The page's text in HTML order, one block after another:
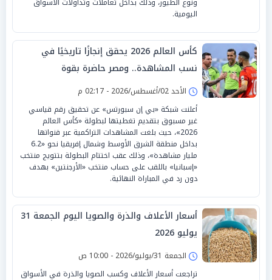
اليومية.
كأس العالم 2026 يحقق إنجازًا تاريخيًا في
نسب المشاهدة.. ومصر حاضرة بقوة
الأحد 02/أغسطس/2026 - 02:17 م
أعلنت شبكة «بي إن سبورتس» عن تحقيق رقم قياسي
غير مسبوق بتقديم تغطيتها لبطولة «كأس العالم
2026»، حيث بلغت المشاهدات التراكمية عبر قنواتها
بداخل منطقة الشرق الأوسط وشمال إفريقيا نحو «6.2
مليار مشاهدة»، وذلك عقب اختتام البطولة بتتويج منتخب
«إسبانيا» باللقب على حساب منتخب «الأرجنتين» بهدف
دون رد في المباراة النهائية.
أسعار الأعلاف والذرة والصويا اليوم الجمعة 31
يوليو 2026
الجمعة 31/يوليو/2026 - 10:00 ص
تراجعت أسعار الأعلاف وكسب الصويا والذرة في الأسواق